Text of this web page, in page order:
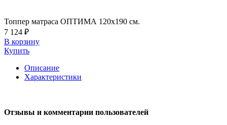
Топпер матраса ОПТИМА 120х190 см.
7 124 ₽
В корзину
Купить
Описание
Характеристики
Отзывы и комментарии пользователей